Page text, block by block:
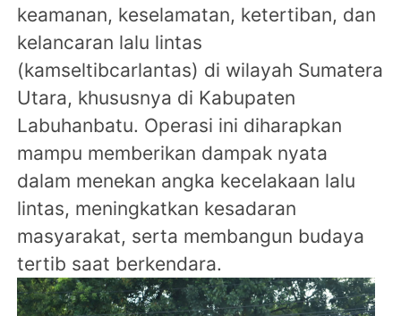
keamanan, keselamatan, ketertiban, dan
kelancaran lalu lintas
(kamseltibcarlantas) di wilayah Sumatera
Utara, khususnya di Kabupaten
Labuhanbatu. Operasi ini diharapkan
mampu memberikan dampak nyata
dalam menekan angka kecelakaan lalu
lintas, meningkatkan kesadaran
masyarakat, serta membangun budaya
tertib saat berkendara.